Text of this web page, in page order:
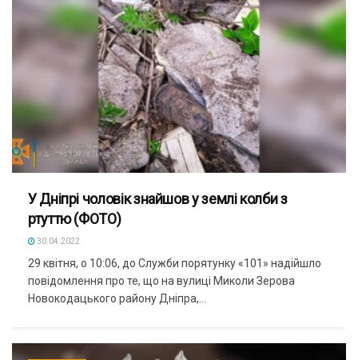
У Дніпрі чоловік знайшов у землі колби з
ртуттю (ФОТО)
30.04.2022
29 квітня, о 10:06, до Служби порятунку «101» надійшло
повідомлення про те, що на вулиці Миколи Зерова
Новокодацького району Дніпра,...